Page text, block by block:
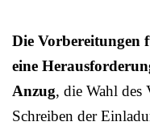
Die Vorbereitungen
eine
Anzug, die Wahl des
Schreiben der